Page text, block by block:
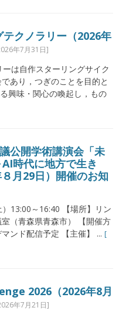
テクノラリー（2026年
年7月31日]
は自作スターリングサイク
あり，つぎのことを目的と
興味・関心の喚起し，もの
公開学術講演会「未
時代に地方で生き
月29日）開催のお知
13:00～16:40 【場所】リン
（青森県青森市） 【開催方
ンド配信予定 【主催】 ... [
2026（2026年8月
年7月21日]